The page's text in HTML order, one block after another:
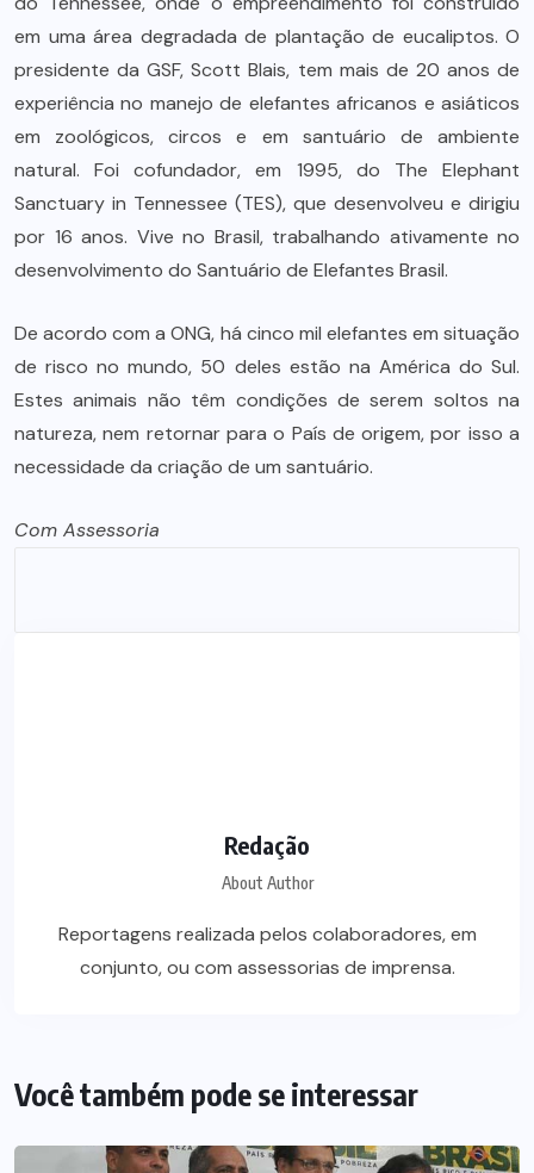
em uma área degradada de plantação de eucaliptos. O
presidente da GSF, Scott Blais, tem mais de 20 anos de
experiência no manejo de elefantes africanos e asiáticos
em zoológicos, circos e em santuário de ambiente
natural. Foi cofundador, em 1995, do The Elephant
Sanctuary in Tennessee (TES), que desenvolveu e dirigiu
por 16 anos. Vive no Brasil, trabalhando ativamente no
desenvolvimento do Santuário de Elefantes Brasil.
De acordo com a ONG, há cinco mil elefantes em situação
de risco no mundo, 50 deles estão na América do Sul.
Estes animais não têm condições de serem soltos na
natureza, nem retornar para o País de origem, por isso a
necessidade da criação de um santuário.
Com Assessoria
Redação
About Author
Reportagens realizada pelos colaboradores, em
conjunto, ou com assessorias de imprensa.
Você também pode se interessar